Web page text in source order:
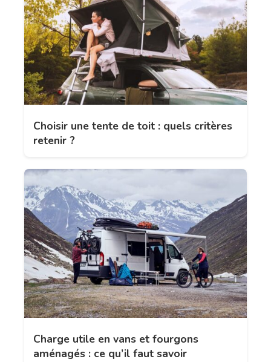
Choisir une tente de toit : quels critères
retenir ?
Charge utile en vans et fourgons
aménagés : ce qu’il faut savoir